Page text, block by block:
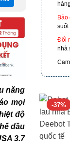
suốt
Đổi
nhà
năng
mọi
độ
dầu
3.7
-37%